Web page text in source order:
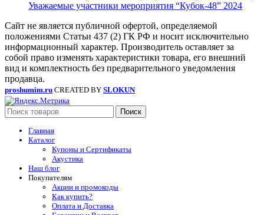
Уважаемые участники мероприятия “Кубок-48” 2024
Сайт не является публичной офертой, определяемой
положениями Статьи 437 (2) ГК РФ и носит исключительно
информационный характер. Производитель оставляет за
собой право изменять характеристики товара, его внешний
вид и комплектность без предварительного уведомления
продавца.
proshumim.ru CREATED BY SLOKUN
Поиск
Главная
Каталог
Купоны и Сертификаты
Акустика
Наш блог
Покупателям
Акции и промокоды
Как купить?
Оплата и Доставка